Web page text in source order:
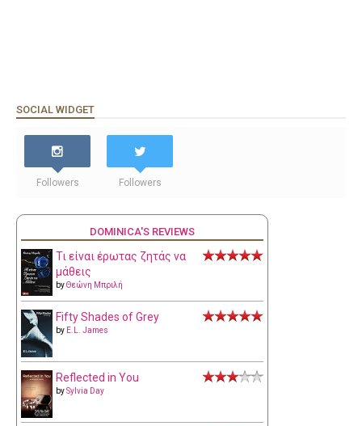
SOCIAL WIDGET
Followers Followers
DOMINICA'S REVIEWS
Τι είναι έρωτας ζητάς να
μάθεις
byΘεώνη Μπριλή
Fifty Shades of Grey
by E.L. James
Reflected in You
bySylvia Day